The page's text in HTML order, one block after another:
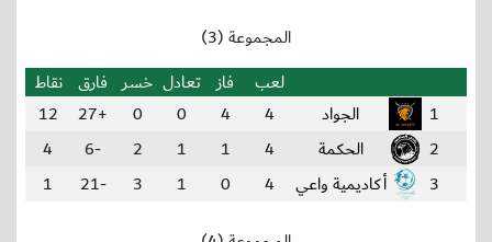
المجموعة (3)
لعب
فاز تعادل خسر فارق نقاط
1
الجواد 4
4
0
0
+27
12
2
الحكمة 4
1
1
2
-6
4
3
أكاديمية واعي 4
0
1
3
-21
1